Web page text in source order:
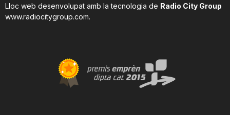
Lloc web desenvolupat amb la tecnologia de Radio City Group
www.radiocitygroup.com.